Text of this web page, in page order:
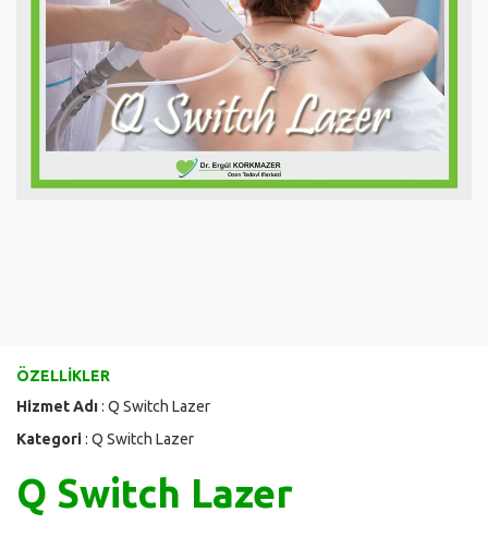
ÖZELLİKLER
Hizmet Adı: Q Switch Lazer
Kategori: Q Switch Lazer
Q Switch Lazer